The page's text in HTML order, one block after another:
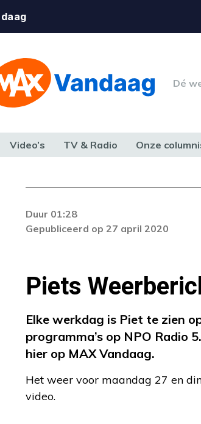
Dé
Video’s TV & Radio Onze
Duur 01:28
Gepubliceerd op 27 april 2020
Piets
Elke werkdag is Piet te zien
programma’s op NPO Radio
hier op MAX Vandaag.
Het weer voor maandag 27 en
video.